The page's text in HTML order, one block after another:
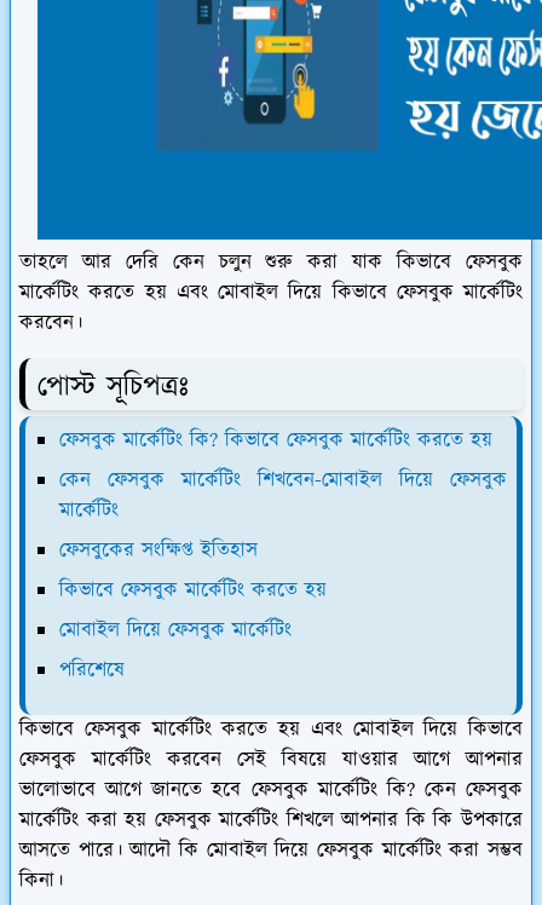
তাহলে আর দেরি কেন চলুন শুরু করা যাক কিভাবে ফেসবুক
মার্কেটিং করতে হয় এবং মোবাইল দিয়ে কিভাবে ফেসবুক মার্কেটিং
করবেন।
পোস্ট সূচিপত্রঃ
ফেসবুক মার্কেটিং কি? কিভাবে ফেসবুক মার্কেটিং করতে হয়
কেন ফেসবুক মার্কেটিং শিখবেন-মোবাইল দিয়ে ফেসবুক
মার্কেটিং
ফেসবুকের সংক্ষিপ্ত ইতিহাস
কিভাবে ফেসবুক মার্কেটিং করতে হয়
মোবাইল দিয়ে ফেসবুক মার্কেটিং
পরিশেষে
কিভাবে ফেসবুক মার্কেটিং করতে হয় এবং মোবাইল দিয়ে কিভাবে
ফেসবুক মার্কেটিং করবেন সেই বিষয়ে যাওয়ার আগে আপনার
ভালোভাবে আগে জানতে হবে ফেসবুক মার্কেটিং কি? কেন ফেসবুক
মার্কেটিং করা হয় ফেসবুক মার্কেটিং শিখলে আপনার কি কি উপকারে
আসতে পারে। আদৌ কি মোবাইল দিয়ে ফেসবুক মার্কেটিং করা সম্ভব
কিনা।